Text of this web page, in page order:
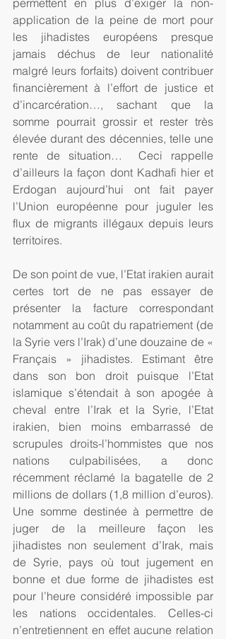
permettent en plus d’exiger la non-
application de la peine de mort pour
les jihadistes européens presque
jamais déchus de leur nationalité
malgré leurs forfaits) doivent contribuer
financièrement à l’effort de justice et
d’incarcération…, sachant que la
somme pourrait grossir et rester très
élevée durant des décennies, telle une
rente de situation…  Ceci rappelle
d’ailleurs la façon dont Kadhafi hier et
Erdogan aujourd’hui ont fait payer
l’Union européenne pour juguler les
flux de migrants illégaux depuis leurs
territoires.
De son point de vue, l’Etat irakien aurait
certes tort de ne pas essayer de
présenter la facture correspondant
notamment au coût du rapatriement (de
la Syrie vers l’Irak) d’une douzaine de «
Français » jihadistes. Estimant être
dans son bon droit puisque l’Etat
islamique s’étendait à son apogée à
cheval entre l’Irak et la Syrie, l’Etat
irakien, bien moins embarrassé de
scrupules droits-l’hommistes que nos
nations culpabilisées, a donc
récemment réclamé la bagatelle de 2
millions de dollars (1,8 million d’euros).
Une somme destinée à permettre de
juger de la meilleure façon les
jihadistes non seulement d’Irak, mais
de Syrie, pays où tout jugement en
bonne et due forme de jihadistes est
pour l’heure considéré impossible par
les nations occidentales. Celles-ci
n’entretiennent en effet aucune relation